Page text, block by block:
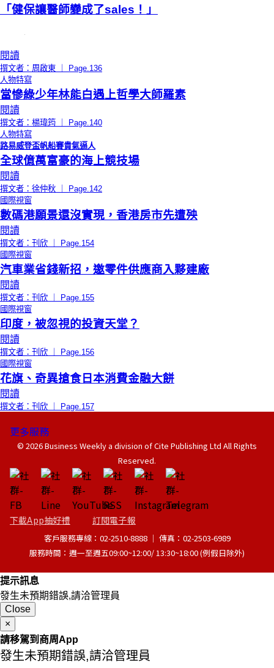
「健保讓醫師變成了sales！」
閱讀
撰文者：周啟東 ｜ Page.136
人物特寫
當慘綠少年林能白遇上哲學大師羅素
閱讀
撰文者：楊瑋筠 ｜ Page.140
人物特寫
路易威登盃帆船賽貴氣逼人
全球億萬富豪的海上競技場
閱讀
撰文者：徐仲秋 ｜ Page.142
國際視窗
數碼港願景還沒實現，香港房市先遭殃
閱讀
撰文者：刊欣 ｜ Page.154
國際視窗
汽車業省錢新招，邀零件供應商入夥建廠
閱讀
撰文者：刊欣 ｜ Page.155
國際視窗
印度，被忽視的投資天堂？
閱讀
撰文者：刊欣 ｜ Page.156
國際視窗
花旗、奇異搶食日本消費金融大餅
閱讀
撰文者：刊欣 ｜ Page.157
更多服務
© 2026 Business Weekly a division of Cite Publishing Ltd All Rights
Reserved.
下載App抽好禮 訂閱電子報
客戶服務專線：02-2510-8888 │ 傳真：02-2503-6989
服務時間：週一至週五09:00~12:00/ 13:30~18:00 (例假日除外)
提示訊息
發生未預期錯誤,請洽管理員
Close
×
請移駕到商周App
發生未預期錯誤,請洽管理員